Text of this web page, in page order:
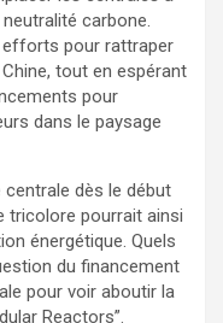
carbone.
efforts pour rattraper
tout en espérant
pour
dans le paysage
dès le début
tricolore pourrait ainsi
énergétique. Quels
du financement
pour voir aboutir la
Reactors”.